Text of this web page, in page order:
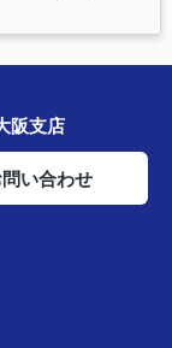
阪支店
い合わせ